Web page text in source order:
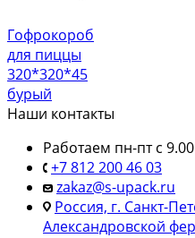
Гофрокороб
для пиццы
320*320*45
бурый
Наши контакты
Работаем пн-пт с
+7 812 200 46 03
zakaz@s-upack.ru
Россия, г. Санкт-
Александровской